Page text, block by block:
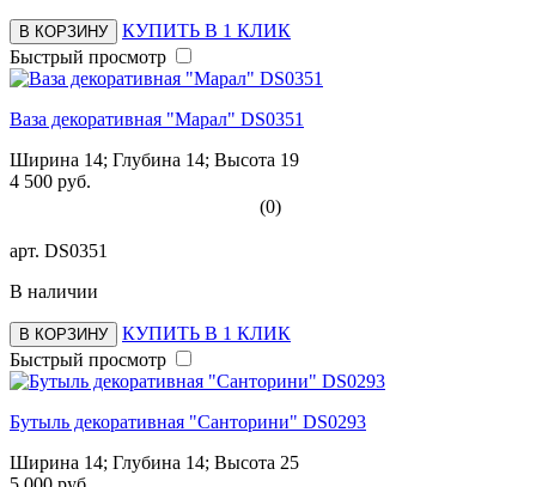
В КОРЗИНУ
КУПИТЬ В 1 КЛИК
Быстрый просмотр
Ваза декоративная "Марал" DS0351
Ширина 14; Глубина 14; Высота 19
4 500 руб.
(0)
арт. DS0351
В наличии
В КОРЗИНУ
КУПИТЬ В 1 КЛИК
Быстрый просмотр
Бутыль декоративная "Санторини" DS0293
Ширина 14; Глубина 14; Высота 25